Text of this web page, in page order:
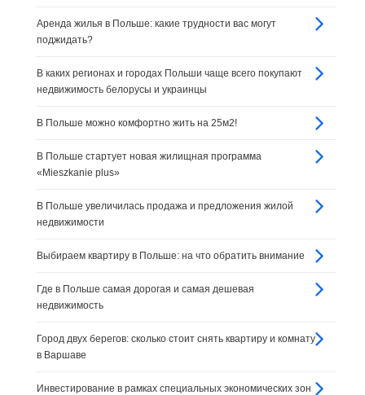
Аренда жилья в Польше: какие трудности вас могут
поджидать?
В каких регионах и городах Польши чаще всего покупают
недвижимость белорусы и украинцы
В Польше можно комфортно жить на 25м2!
В Польше стартует новая жилищная программа
«Mieszkanie plus»
В Польше увеличилась продажа и предложения жилой
недвижимости
Выбираем квартиру в Польше: на что обратить внимание
Где в Польше самая дорогая и самая дешевая
недвижимость
Город двух берегов: сколько стоит снять квартиру и комнату
в Варшаве
Инвестирование в рамках специальных экономических зон